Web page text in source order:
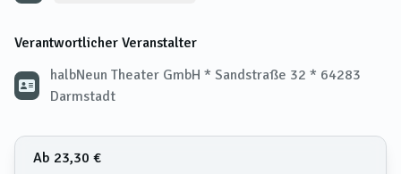
Verantwortlicher Veranstalter
halbNeun Theater GmbH * Sandstraße 32 * 64283
Darmstadt
Ab 23,30 €